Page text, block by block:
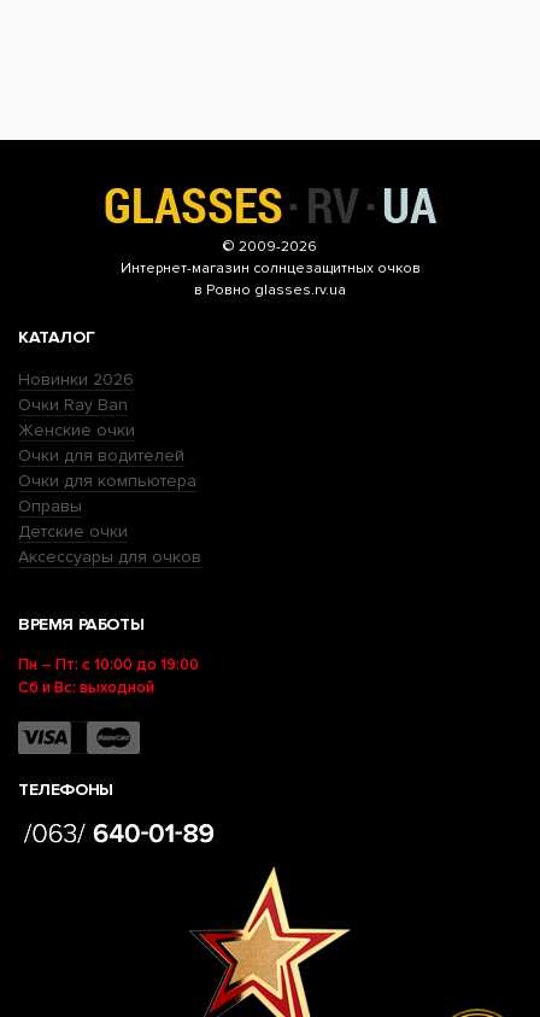
© 2009-2026
Интернет-магазин солнцезащитных очков
в Ровно glasses.rv.ua
КАТАЛОГ
Новинки 2026
Очки Ray Ban
Женские очки
Очки для водителей
Очки для компьютера
Оправы
Детские очки
Аксессуары для очков
ВРЕМЯ РАБОТЫ
Пн – Пт: с 10:00 до 19:00
Сб и Вс: выходной
ТЕЛЕФОНЫ